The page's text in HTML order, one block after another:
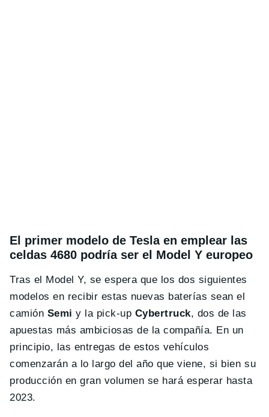
El primer modelo de Tesla en emplear las
celdas 4680 podría ser el Model Y europeo
Tras el Model Y, se espera que los dos siguientes
modelos en recibir estas nuevas baterías sean el
camión Semi y la pick-up Cybertruck, dos de las
apuestas más ambiciosas de la compañía. En un
principio, las entregas de estos vehículos
comenzarán a lo largo del año que viene, si bien su
producción en gran volumen se hará esperar hasta
2023.